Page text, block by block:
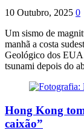
10 Outubro, 2025 0
Um sismo de
manhã a costa
Geológico dos
tsunami depois do
Hong Kong
caixão”